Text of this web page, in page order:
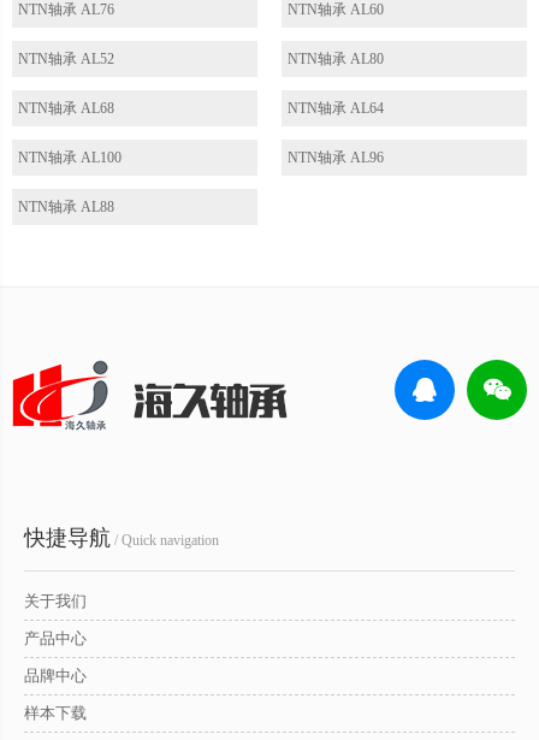
NTN轴承 AL76 NTN轴承 AL60
NTN轴承 AL52 NTN轴承 AL80
NTN轴承 AL68 NTN轴承 AL64
NTN轴承 AL100 NTN轴承 AL96
NTN轴承 AL88
快捷导航 / Quick navigation
关于我们
产品中心
品牌中心
样本下载